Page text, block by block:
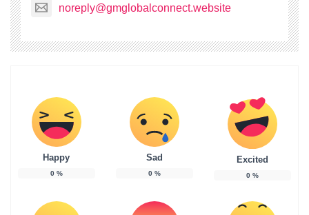
noreply@gmglobalconnect.website
Happy
0%
Sad
0%
Excited
0%